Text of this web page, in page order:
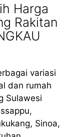
Harga
Rakitan
variasi
dan rumah
Sulawesi
Sinoa,